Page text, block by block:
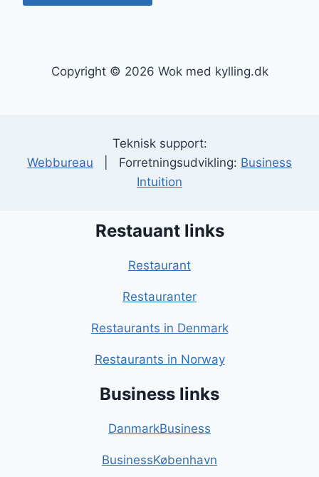
Copyright © 2026 Wok med kylling.dk
Teknisk support:
Webbureau | Forretningsudvikling: Business
Intuition
Restauant links
Restaurant
Restauranter
Restaurants in Denmark
Restaurants in Norway
Business links
DanmarkBusiness
BusinessKøbenhavn